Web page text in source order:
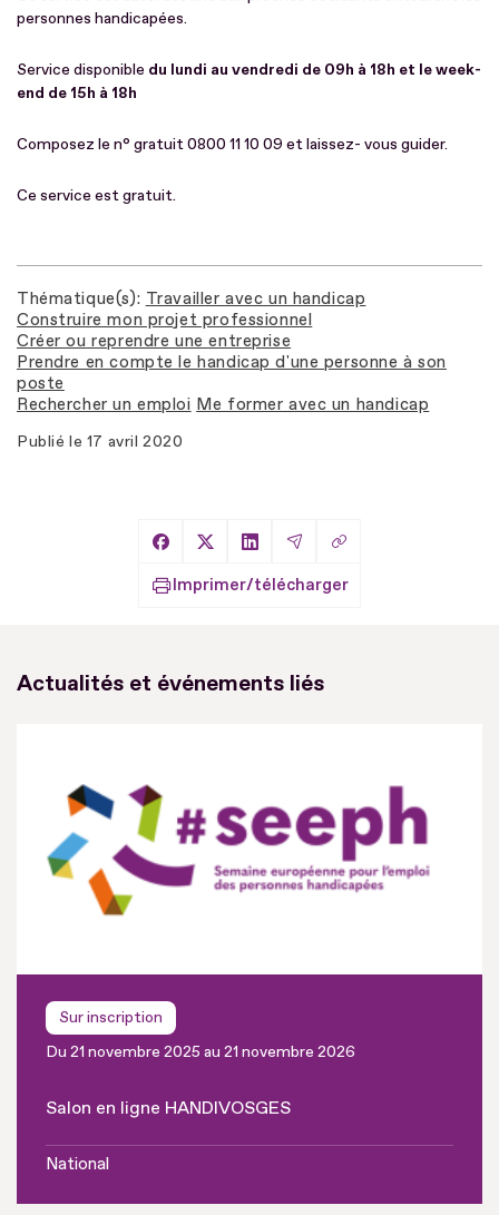
personnes handicapées.
Service disponible du lundi au vendredi de 09h à 18h et le week-
end de 15h à 18h
Composez le n° gratuit 0800 11 10 09 et laissez- vous guider.
Ce service est gratuit.
Thématique(s) Travailler avec un handicap
Construire mon projet professionnel
Créer ou reprendre une entreprise
Prendre en compte le handicap d'une personne à son
poste
Rechercher un emploi Me former avec un handicap
Publié le 17 avril 2020
Partager sur Facebook
Partager sur X
Partager sur LinkedIn
Partager par Email
Copier le lien
Imprimer/télécharger
Actualités et événements liés
Sur inscription
Du 21 novembre 2025 au 21 novembre 2026
Salon en ligne HANDIVOSGES
National